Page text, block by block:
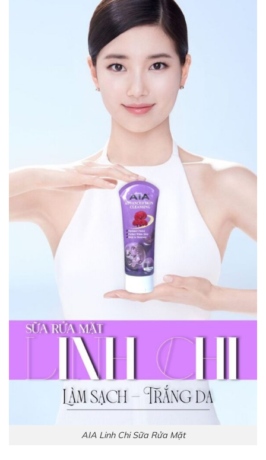
AIA Linh Chi Sữa Rửa Mặt